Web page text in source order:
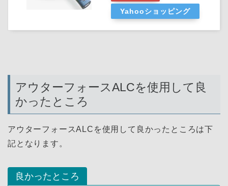
Yahooショッピング
アウターフォースALCを使用して良
かったところ
アウターフォースALCを使用して良かったところは下
記となります。
良かったところ